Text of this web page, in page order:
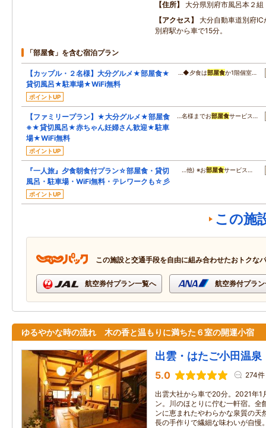
住所
大分県別府市風呂本２組
アクセス
大分自動車道別府
別府駅から車で15分。
「部屋食」を含む宿泊プラン
【カップル・２名様】大分グルメ★部屋食★
貸切風呂★駐車場★WiFi無料
ポイントUP
…◆夕食は部屋食か1階個室…
【ファミリープラン】★大分グルメ★部屋食
※★貸切風呂★赤ちゃん妊婦さん歓迎★駐車
場★WiFi無料
ポイントUP
…名様までお部屋食サービス…
『一人旅』夕食朝食付プラン☆部屋食・貸切
風呂・駐車場・WiFi無料・テレワークも☆彡
ポイントUP
…他) ※お部屋食サービス…
この施
この施設と交通手段を自由に組み合わせたおトクな
航空券付プラン一覧へ 航空券付プラ
ゆるやかな時の流れ 木の香と温もりに満ちた６室の開運小宿
出雲・はたご小田温泉
5.0 274件
出雲大社から車で20分。2021年1
ン。川のほとりに佇む一軒宿。全
ンに恵まれたやわらかな泉質の天
長の手作りで繊細な味わいが自慢